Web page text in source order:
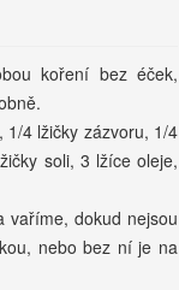
koření bez éček,
1/4 lžičky zázvoru, 1/4
soli, 3 lžíce oleje,
vaříme, dokud nejsou
nebo bez ní je na